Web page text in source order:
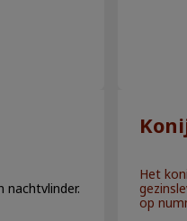
nachtvlinder.
Het
op